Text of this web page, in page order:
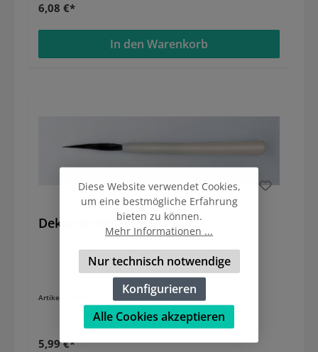
6,08 €*
In den Warenkorb
Dekorierpinsel Fehhaar
Artikelnummer: 4-6-7
5,99 €*
Diese Website verwendet Cookies,
um eine bestmögliche Erfahrung
bieten zu können.
Mehr Informationen ...
Nur technisch notwendige
Konfigurieren
Alle Cookies akzeptieren